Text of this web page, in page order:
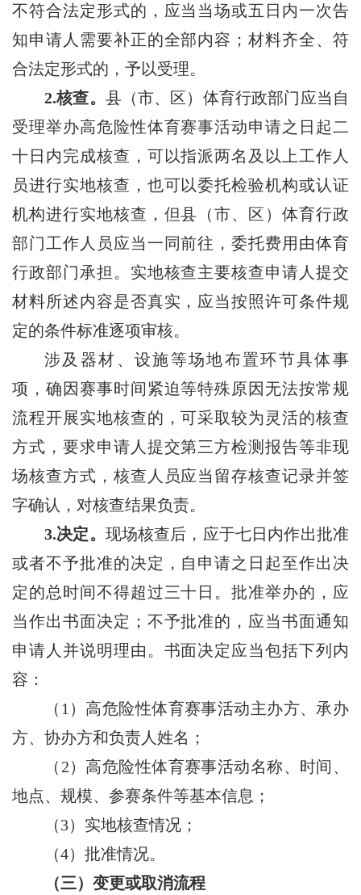
不符合法定形式的，应当当场或五日内一次告
知申请人需要补正的全部内容；材料齐全、符
合法定形式的，予以受理。
2.核查。 县（市、区）体育行政部门应当自
受理举办高危险性体育赛事活动申请之日起二
十日内完成核查，可以指派两名及以上工作人
员进行实地核查，也可以委托检验机构或认证
机构进行实地核查，但县（市、区）体育行政
部门工作人员应当一同前往，委托费用由体育
行政部门承担。实地核查主要核查申请人提交
材料所述内容是否真实，应当按照许可条件规
定的条件标准逐项审核。
涉及器材、设施等场地布置环节具体事
项，确因赛事时间紧迫等特殊原因无法按常规
流程开展实地核查的，可采取较为灵活的核查
方式，要求申请人提交第三方检测报告等非现
场核查方式，核查人员应当留存核查记录并签
字确认，对核查结果负责。
3.决定。 现场核查后，应于七日内作出批准
或者不予批准的决定，自申请之日起至作出决
定的总时间不得超过三十日。批准举办的，应
当作出书面决定；不予批准的，应当书面通知
申请人并说明理由。书面决定应当包括下列内
容：
（1）高危险性体育赛事活动主办方、承办
方、协办方和负责人姓名；
（2）高危险性体育赛事活动名称、时间、
地点、规模、参赛条件等基本信息；
（3）实地核查情况；
（4）批准情况。
（三）变更或取消流程